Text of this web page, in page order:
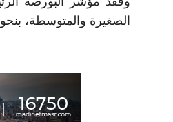
الصغيرة والمتوسطة، بنحو 8.84%، مسجلا مستوى 6326 نقطة.